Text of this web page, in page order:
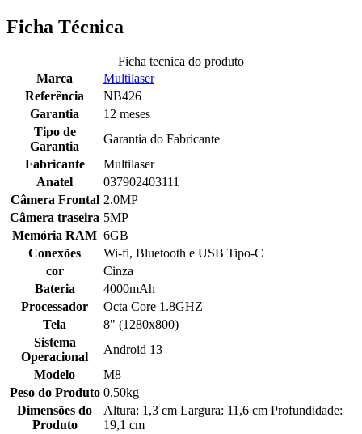
Ficha Técnica
Ficha tecnica do produto
Marca
Multilaser
Referência
NB426
Garantia
12 meses
Tipo de
Garantia
Garantia do Fabricante
Fabricante
Multilaser
Anatel
037902403111
Câmera Frontal 2.0MP
Câmera traseira 5MP
Memória RAM 6GB
Conexões
Wi-fi, Bluetooth e USB Tipo-C
cor
Cinza
Bateria
4000mAh
Processador
Octa Core 1.8GHZ
Tela
8" (1280x800)
Sistema
Operacional
Android 13
Modelo
M8
Peso do Produto 0,50kg
Dimensões do
Produto
Altura: 1,3 cm Largura: 11,6 cm Profundidade:
19,1 cm